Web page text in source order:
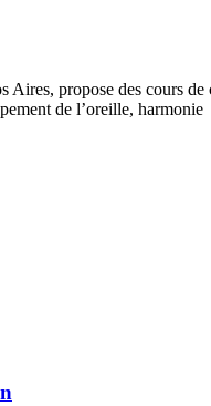
propose des cours
de l’oreille, harmonie